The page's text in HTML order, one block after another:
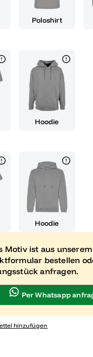
Poloshirt
Hoodie
Hoodie
Motiv ist aus
bestellen
anfragen.
Per Whatsapp
hinzufügen